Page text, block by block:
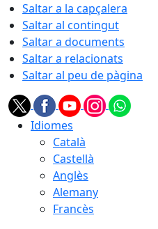
Saltar a la capçalera
Saltar al contingut
Saltar a documents
Saltar a relacionats
Saltar al peu de pàgina
Idiomes
Català
Castellà
Anglès
Alemany
Francès